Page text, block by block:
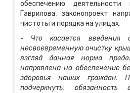
обеспечению
Гаврилова, законопроект
чистоты и порядка на улицах.
- Что касается введения
несвоевременную очистку
взгляд данная норма
направлена на обеспечение
здоровья наших граждан.
подчеркнуть: обязанность